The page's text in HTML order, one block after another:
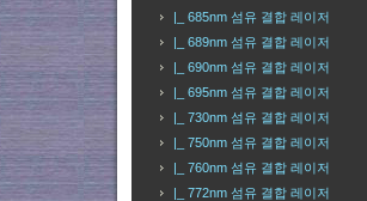
|_ 685nm 섬유 결합 레이저
|_ 689nm 섬유 결합 레이저
|_ 690nm 섬유 결합 레이저
|_ 695nm 섬유 결합 레이저
|_ 730nm 섬유 결합 레이저
|_ 750nm 섬유 결합 레이저
|_ 760nm 섬유 결합 레이저
|_ 772nm 섬유 결합 레이저